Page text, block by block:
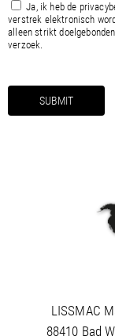
Ja, ik heb de
verstrek elektronisch
alleen strikt
verzoek.
LISSMAC
88410 Bad